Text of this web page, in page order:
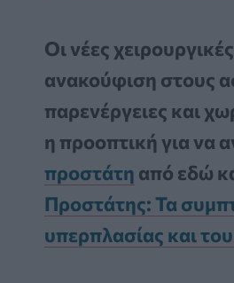
Οι νέες
ανακούφιση στους
παρενέργειες και
η προοπτική για να
προστάτη από εδώ
Προστάτης: Τα
υπερπλασίας και